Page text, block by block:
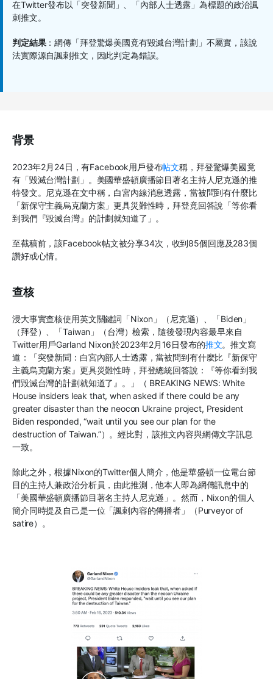
在Twitter發布以「突發新聞」、「內部人士透露」為標題的政治諷
刺推文。
判定結果：網傳「拜登驚爆美國竟有毀滅台灣計劃」不屬實，該說
法實際源自諷刺推文，因此判定為錯誤。
背景
2023年2月 24日，有Facebook用戶發布帖文稱，拜登驚爆美國竟
有「毀滅台灣計劃」。美國華盛頓廣播節目著名主持人尼克遜的推
特發文。尼克遜在文中稱，白宮內線消息透露，當被問到有什麼比
「新保守主義烏克蘭方案」更具災難性時，拜登竟回答說「等你看
到我們『毀滅台灣』的計劃就知道了」。
至截稿前，該Facebook帖文被分享34次，收到85個回應及283個
讚好或心情。
查核
浸大事實查核使用英文關鍵詞「Nixon 」（尼克遜）、「Biden 」
（拜登）、「Taiwan 」（台灣）檢索，隨後發現內容最早來自
Twitter用戶Garland Nixon於2023年2月16日發布的推文。推文寫
道：「突發新聞：白宮內部人士透露，當被問到有什麼比『新保守
主義烏克蘭方案』更具災難性時，拜登總統回答說：『等你看到我
們毀滅台灣的計劃就知道了』。」（ BREAKING NEWS: White
House insiders leak that, when asked if there could be any
greater disaster than the neocon Ukraine project, President
Biden responded, “wait until you see our plan for the
destruction of Taiwan.”）。經比對，該推文內容與網傳文字訊息
一致。
除此之外，根據Nixon的Twitter個人簡介，他是華盛頓一位電台節
目的主持人兼政治分析員，由此推測，他本人即為網傳訊息中的
「美國華盛頓廣播節目著名主持人尼克遜」。然而， Nixon的個人
簡介同時提及自己是一位「諷刺內容的傳播者」（Purveyor of
satire）。